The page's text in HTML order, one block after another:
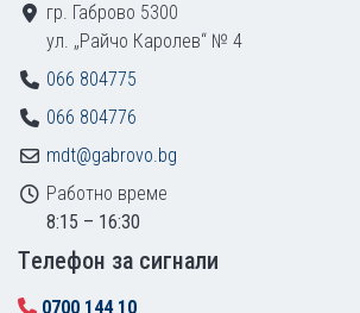
гр. Габрово 5300
ул. „Райчо Каролев“ № 4
066 804775
066 804776
mdt@gabrovo.bg
Работно време
8:15 – 16:30
Tелефон за сигнали
0700 144 10